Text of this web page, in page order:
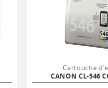
Cartouche
CANON CL-546